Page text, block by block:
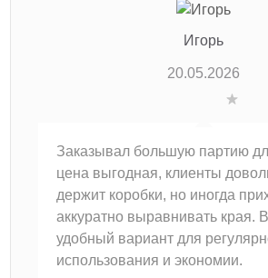
Игорь
20.05.2026
Заказывал большую партию
цена выгодная, клиенты
держит коробки, но иногда
аккуратно выравнивать края.
удобный вариант для
использования и экономии.